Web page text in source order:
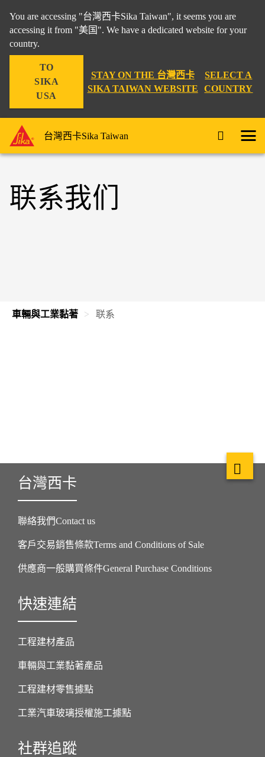
You are accessing "台灣西卡Sika Taiwan", it seems you are
accessing it from "美国". We have a dedicated website for your
country.
TO
SIKA
USA
STAY ON THE 台灣西卡
SIKA TAIWAN WEBSITE
SELECT A
COUNTRY
台灣西卡Sika Taiwan
联系我们
車輛與工業黏著 联系
台灣西卡
聯絡我們Contact us
客戶交易銷售條款Terms and Conditions of Sale
供應商一般購買條件General Purchase Conditions
快速連結
工程建材產品
車輛與工業黏著產品
工程建材零售據點
工業汽車玻璃授權施工據點
社群追蹤